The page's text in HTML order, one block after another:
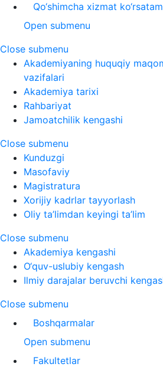
Qo‘shimcha xizmat
Open submenu
Close submenu
Akademiyaning huquqiy
vazifalari
Akademiya tarixi
Rahbariyat
Jamoatchilik kengashi
Close submenu
Kunduzgi
Masofaviy
Magistratura
Xorijiy kadrlar tayyorlash
Oliy ta’limdan keyingi ta’lim
Close submenu
Akademiya kengashi
O‘quv-uslubiy kengash
Ilmiy darajalar beruvchi
Close submenu
Boshqarmalar
Open submenu
Fakultetlar